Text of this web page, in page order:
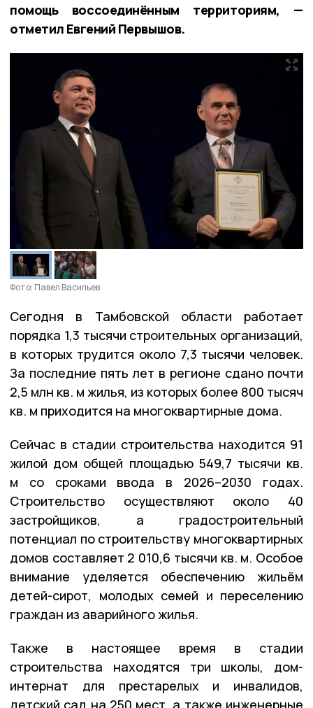
помощь воссоединённым территориям, —
отметил Евгений Первышов.
Фото: Павел Васильев
Сегодня в Тамбовской области работает
порядка 1,3 тысячи строительных организаций,
в которых трудится около 7,3 тысячи человек.
За последние пять лет в регионе сдано почти
2,5 млн кв. м жилья, из которых более 800 тысяч
кв. м приходится на многоквартирные дома.
Сейчас в стадии строительства находится 91
жилой дом общей площадью 549,7 тысячи кв.
м со сроками ввода в 2026–2030 годах.
Строительство осуществляют около 40
застройщиков, а градостроительный
потенциал по строительству многоквартирных
домов составляет 2 010,6 тысячи кв. м. Особое
внимание уделяется обеспечению жильём
детей-сирот, молодых семей и переселению
граждан из аварийного жилья.
Также в настоящее время в стадии
строительства находятся три школы, дом-
интернат для престарелых и инвалидов,
детский сад на 250 мест, а также инженерные